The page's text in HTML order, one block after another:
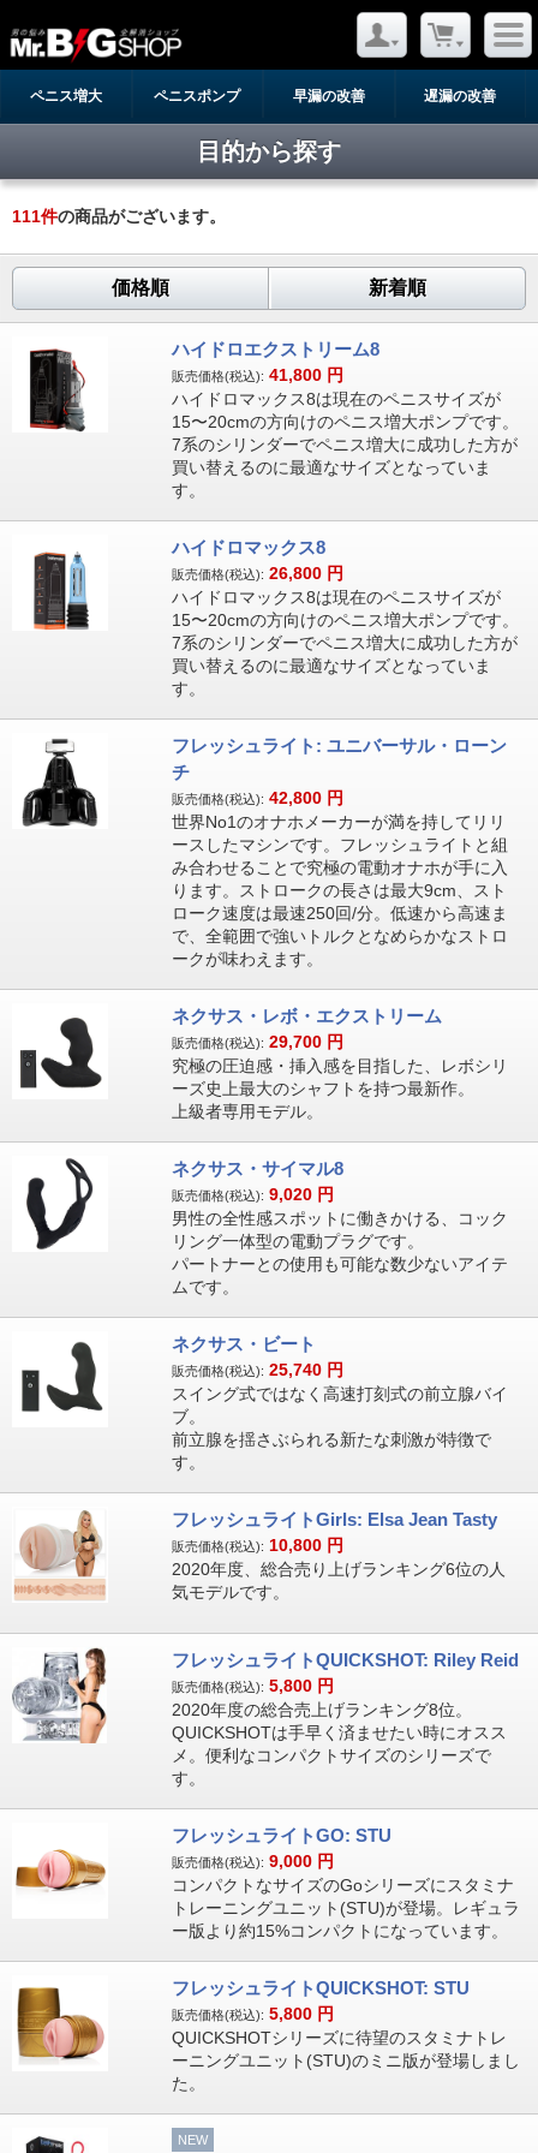
ペニス増大 ペニスポンプ 早漏の改善 遅漏の改善
目的から探す
111件の商品がございます。
価格順 新着順
ハイドロエクストリーム8
販売価格(税込): 41,800 円
ハイドロマックス8は現在のペニスサイズが
15〜20cmの方向けのペニス増大ポンプです。
7系のシリンダーでペニス増大に成功した方が
買い替えるのに最適なサイズとなっていま
す。
ハイドロマックス8
販売価格(税込): 26,800 円
ハイドロマックス8は現在のペニスサイズが
15〜20cmの方向けのペニス増大ポンプです。
7系のシリンダーでペニス増大に成功した方が
買い替えるのに最適なサイズとなっていま
す。
フレッシュライト: ユニバーサル・ローン
チ
販売価格(税込): 42,800 円
世界No1のオナホメーカーが満を持してリリ
ースしたマシンです。フレッシュライトと組
み合わせることで究極の電動オナホが手に入
ります。ストロークの長さは最大9cm、スト
ローク速度は最速250回/分。低速から高速ま
で、全範囲で強いトルクとなめらかなストロ
ークが味わえます。
ネクサス・レボ・エクストリーム
販売価格(税込): 29,700 円
究極の圧迫感・挿入感を目指した、レボシリ
ーズ史上最大のシャフトを持つ最新作。
上級者専用モデル。
ネクサス・サイマル8
販売価格(税込): 9,020 円
男性の全性感スポットに働きかける、コック
リング一体型の電動プラグです。
パートナーとの使用も可能な数少ないアイテ
ムです。
ネクサス・ビート
販売価格(税込): 25,740 円
スイング式ではなく高速打刻式の前立腺バイ
ブ。
前立腺を揺さぶられる新たな刺激が特徴で
す。
フレッシュライトGirls: Elsa Jean Tasty
販売価格(税込): 10,800 円
2020年度、総合売り上げランキング6位の人
気モデルです。
フレッシュライトQUICKSHOT: Riley Reid
販売価格(税込): 5,800 円
2020年度の総合売上げランキング8位。
QUICKSHOTは手早く済ませたい時にオスス
メ。便利なコンパクトサイズのシリーズで
す。
フレッシュライトGO: STU
販売価格(税込): 9,000 円
コンパクトなサイズのGoシリーズにスタミナ
トレーニングユニット(STU)が登場。レギュラ
ー版より約15%コンパクトになっています。
フレッシュライトQUICKSHOT: STU
販売価格(税込): 5,800 円
QUICKSHOTシリーズに待望のスタミナトレ
ーニングユニット(STU)のミニ版が登場しまし
た。
NEW